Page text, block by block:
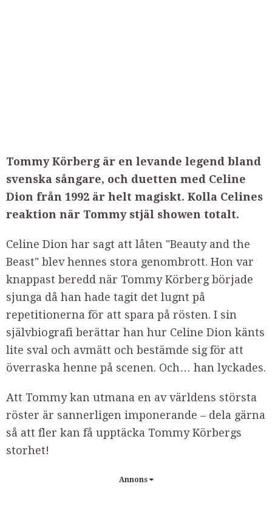
Tommy Körberg är en levande legend bland
svenska sångare, och duetten med Celine
Dion från 1992 är helt magiskt. Kolla Celines
reaktion när Tommy stjäl showen totalt.
Celine Dion har sagt att låten "Beauty and the
Beast" blev hennes stora genombrott. Hon var
knappast beredd när Tommy Körberg började
sjunga då han hade tagit det lugnt på
repetitionerna för att spara på rösten. I sin
självbiografi berättar han hur Celine Dion känts
lite sval och avmätt och bestämde sig för att
överraska henne på scenen. Och… han lyckades.
Att Tommy kan utmana en av världens största
röster är sannerligen imponerande – dela gärna
så att fler kan få upptäcka Tommy Körbergs
storhet!
Annons